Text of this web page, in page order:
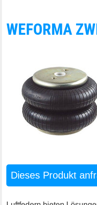
WEFORMA
Dieses Produkt